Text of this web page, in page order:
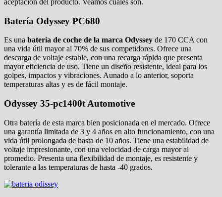
aceptación del producto. Veamos cuáles son.
Batería Odyssey PC680
Es una batería de coche de la marca Odyssey de 170 CCA con
una vida útil mayor al 70% de sus competidores. Ofrece una
descarga de voltaje estable, con una recarga rápida que presenta
mayor eficiencia de uso. Tiene un diseño resistente, ideal para los
golpes, impactos y vibraciones. Aunado a lo anterior, soporta
temperaturas altas y es de fácil montaje.
Odyssey 35-pc1400t Automotive
Otra batería de esta marca bien posicionada en el mercado. Ofrece
una garantía limitada de 3 y 4 años en alto funcionamiento, con una
vida útil prolongada de hasta de 10 años. Tiene una estabilidad de
voltaje impresionante, con una velocidad de carga mayor al
promedio. Presenta una flexibilidad de montaje, es resistente y
tolerante a las temperaturas de hasta -40 grados.